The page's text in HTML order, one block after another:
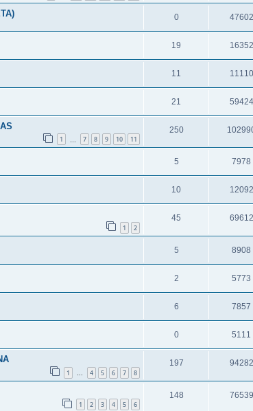
0 47602
19 16352
11 11110
21 59424
1 7 8 9 10 11
250
5 7978
10 12092
1 2
45 69612
5 8908
2 5773
6 7857
0 5111
1 … 4 5 6 7 8
197 94282
1 2 3 4 5 6
148 76539